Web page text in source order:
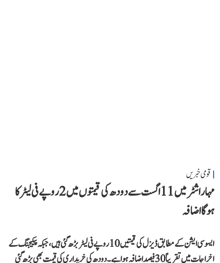
قومی خبریں
مہاراشٹر میں 11 اگست سے دودھ کی قیمتوں میں 2 روپے فی لیٹر کا
ہوگا اضافہ
ایسوسی ایشن کے مطابق ڈیزل کی قیمتیں 10 روپے فی لیٹر بڑھ گئی ہیں، جبکہ پیکیجنگ کے
اخراجات میں تقریباً 30 فیصد اضافہ ہوا ہے۔ دودھ کی خریداری کی قیمت بھی بڑھ گئی